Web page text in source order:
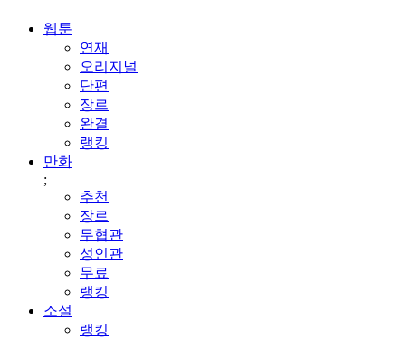
웹툰
연재
오리지널
단편
장르
완결
랭킹
만화
;
추천
장르
무협관
성인관
무료
랭킹
소설
랭킹